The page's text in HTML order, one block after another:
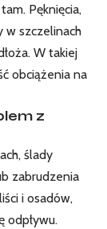
Pęknięcia,
w szczelinach
W takiej
obciążenia na
z
ślady
zabrudzenia
i osadów,
odpływu.